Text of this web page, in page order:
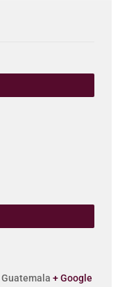
Guatemala + Google